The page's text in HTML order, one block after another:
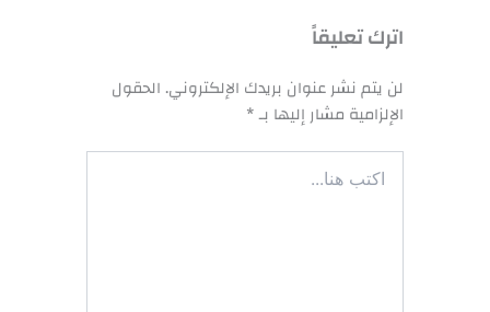
اترك تعليقاً
لن يتم نشر عنوان بريدك الإلكتروني.الحقول
الإلزامية مشار إليها بـ*
اكتب
هنا...